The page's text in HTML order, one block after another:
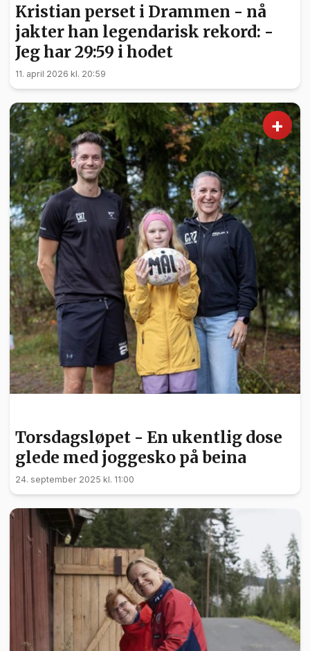
Kristian perset i Drammen - nå
jakter han legendarisk rekord: -
Jeg har 29:59 i hodet
11. april 2026 kl. 20:59
+
Torsdagsløpet - En ukentlig dose
glede med joggesko på beina
24. september 2025 kl. 11:00